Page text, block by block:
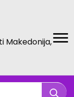
Makedonija,